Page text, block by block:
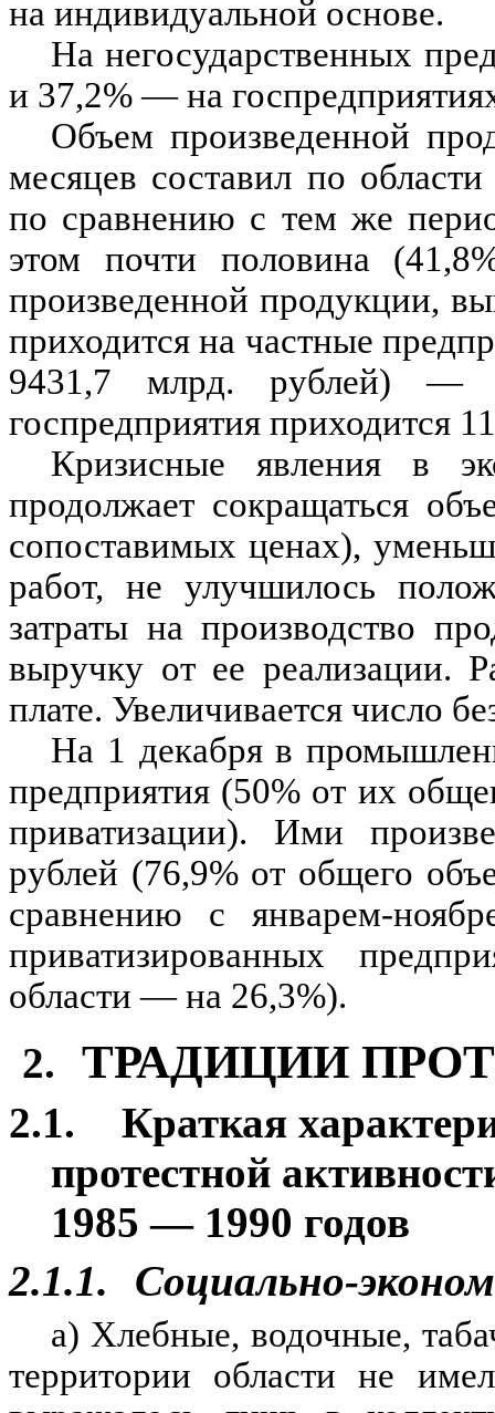
на индивидуальной основе.
На негосударственных
и 37,2% — на
Объем произведенной
месяцев составил по
по сравнению с тем же
этом почти половина
произведенной продукции,
приходится на частные
9431,7 млрд. рублей) —
госпредприятия приходится
Кризисные явления в
продолжает сокращаться
сопоставимых ценах),
работ, не улучшилось
затраты на производство
выручку от ее реализации.
плате. Увеличивается число
На 1 декабря в
предприятия (50% от их
приватизации). Ими
рублей (76,9% от общего
сравнению с январем-
приватизированных
области — на 26,3%).
2. ТРАДИЦИИ
2.1.
Краткая
протестной
1985 — 1990 годов
2.1.1.
Социально-
а) Хлебные, водочные,
территории области не